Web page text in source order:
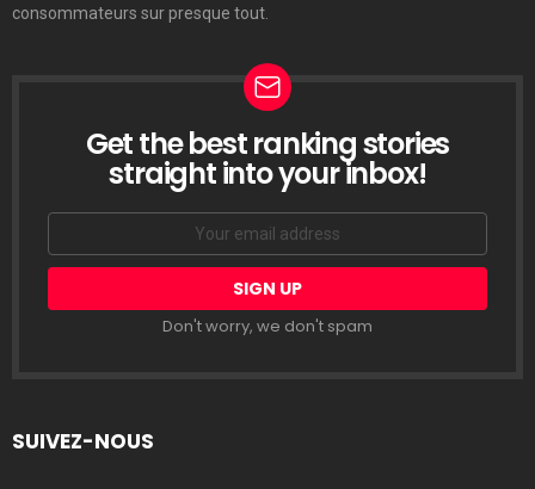
consommateurs sur presque tout.
LETTRE
D’INFORMATION
Get the best ranking stories
straight into your inbox!
Email
Don't worry, we don't spam
SUIVEZ-NOUS